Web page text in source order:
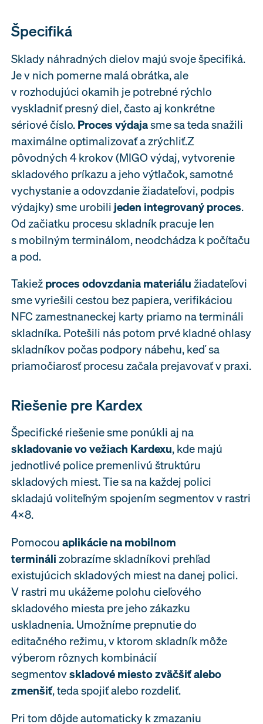
Špecifiká
Sklady náhradných dielov majú svoje špecifiká.
Je v nich pomerne malá obrátka, ale
v rozhodujúci okamih je potrebné rýchlo
vyskladniť presný diel, často aj konkrétne
sériové číslo. Proces výdajasme sa teda snažili
maximálne optimalizovať a zrýchliť.Z
pôvodných 4 krokov (MIGO výdaj, vytvorenie
skladového príkazu a jeho výtlačok, samotné
vychystanie a odovzdanie žiadateľovi, podpis
výdajky) sme urobili jeden integrovaný proces.
Od začiatku procesu skladník pracuje len
s mobilným terminálom, neodchádza k počítaču
a pod.
Takiež proces odovzdania materiálu žiadateľovi
sme vyriešili cestou bez papiera, verifikáciou
NFC zamestnaneckej karty priamo na termináli
skladníka. Potešili nás potom prvé kladné ohlasy
skladníkov počas podpory nábehu, keď sa
priamočiarosť procesu začala prejavovať v praxi.
Riešenie pre Kardex
Špecifické riešenie sme ponúkli aj na
skladovanie vo vežiach Kardexu, kde majú
jednotlivé police premenlivú štruktúru
skladových miest. Tie sa na každej polici
skladajú voliteľným spojením segmentov v rastri
4×8.
Pomocou aplikácie na mobilnom
termináli zobrazíme skladníkovi prehľad
existujúcich skladových miest na danej polici.
V rastri mu ukážeme polohu cieľového
skladového miesta pre jeho zákazku
uskladnenia. Umožníme prepnutie do
editačného režimu, v ktorom skladník môže
výberom rôznych kombinácií
segmentovskladové miesto zväčšiť alebo
zmenšiť, teda spojiť alebo rozdeliť.
Pri tom dôjde automaticky k zmazaniu